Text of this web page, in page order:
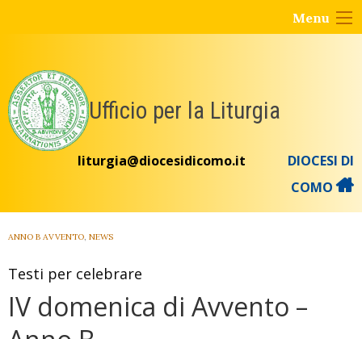
Menu
Ufficio per la Liturgia
liturgia@diocesidicomo.it
DIOCESI DI
COMO
ANNO B AVVENTO, NEWS
Testi per celebrare
IV domenica di Avvento –